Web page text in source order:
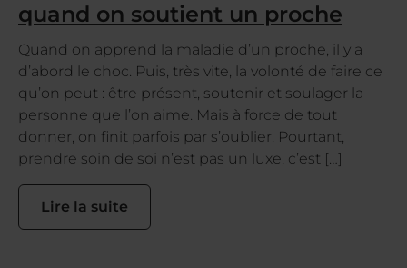
quand on soutient un proche
Quand on apprend la maladie d’un proche, il y a
d’abord le choc. Puis, très vite, la volonté de faire ce
qu’on peut : être présent, soutenir et soulager la
personne que l’on aime. Mais à force de tout
donner, on finit parfois par s’oublier. Pourtant,
prendre soin de soi n’est pas un luxe, c’est […]
Lire la suite